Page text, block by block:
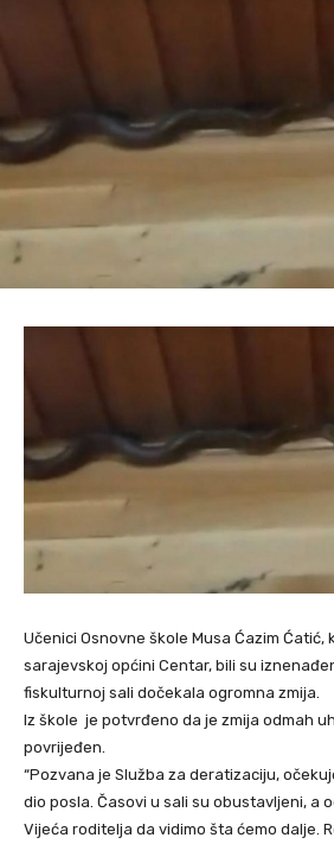
Učenici Osnovne škole Musa Ćazim Ćatić,
sarajevskoj općini Centar, bili su
fiskulturnoj sali dočekala ogromna zmija.
Iz škole je potvrđeno da je zmija odmah
povrijeđen.
“Pozvana je Služba za deratizaciju,
dio posla. Časovi u sali su obustavljeni, a
Vijeća roditelja da vidimo šta ćemo dalje.